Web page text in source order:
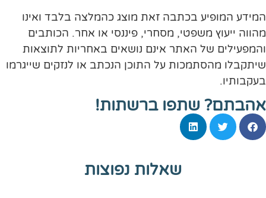
המידע המופיע בכתבה זאת מוצג כהמלצה בלבד ואינו
מהווה ייעוץ משפטי, מסחרי, פיננסי או אחר. הכותבים
והמפעילים של האתר אינם נושאים באחריות לתוצאות
שיתקבלו מהסתמכות על התוכן הנכתב או לנזקים שייגרמו
בעקבותיו.
אהבתם? שתפו ברשתות!
שאלות נפוצות